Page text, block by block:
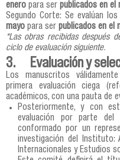
enero para ser publicados en el
Segundo Corte: Se evalúan
mayo para ser publicados en el
*Las obras recibidas después
ciclo de evaluación siguiente.
3. Evaluación y
Los manuscritos
primera evaluación ciega
académicos, con una pauta de
Posteriormente, y con
evaluación por parte del
conformado por un
investigación del Instituto:
Internacionales y Estudios